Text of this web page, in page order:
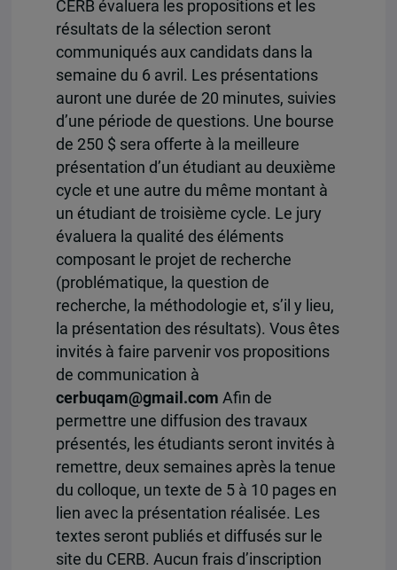
CERB évaluera les propositions et les
résultats de la sélection seront
communiqués aux candidats dans la
semaine du 6 avril. Les présentations
auront une durée de 20 minutes, suivies
d’une période de questions. Une bourse
de 250 $ sera offerte à la meilleure
présentation d’un étudiant au deuxième
cycle et une autre du même montant à
un étudiant de troisième cycle. Le jury
évaluera la qualité des éléments
composant le projet de recherche
(problématique, la question de
recherche, la méthodologie et, s’il y lieu,
la présentation des résultats). Vous êtes
invités à faire parvenir vos propositions
de communication à
cerbuqam@gmail.com Afin de
permettre une diffusion des travaux
présentés, les étudiants seront invités à
remettre, deux semaines après la tenue
du colloque, un texte de 5 à 10 pages en
lien avec la présentation réalisée. Les
textes seront publiés et diffusés sur le
site du CERB. Aucun frais d’inscription